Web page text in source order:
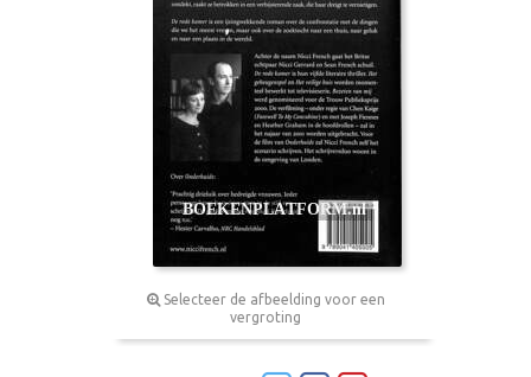
Selecteer de afbeelding voor een
vergroting